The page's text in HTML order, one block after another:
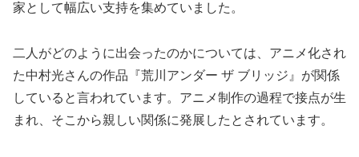
家として幅広い支持を集めていました。
二人がどのように出会ったのかについては、アニメ化され
た中村光さんの作品『荒川アンダー ザ ブリッジ』が関係
していると言われています。アニメ制作の過程で接点が生
まれ、そこから親しい関係に発展したとされています。